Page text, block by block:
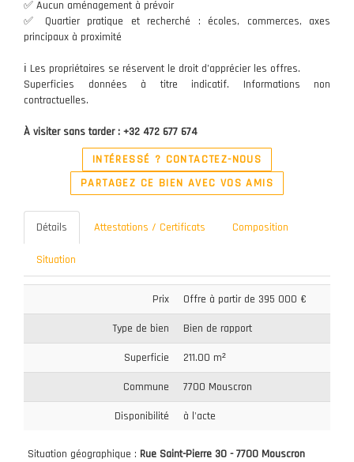
✅ Aucun aménagement à prévoir
✅ Quartier pratique et recherché : écoles, commerces, axes
principaux à proximité
ℹ️ Les propriétaires se réservent le droit d’apprécier les offres.
Superficies données à titre indicatif. Informations non
contractuelles.
À visiter sans tarder : +32 472 677 674
INTÉRESSÉ ? CONTACTEZ-NOUS
PARTAGEZ CE BIEN AVEC VOS AMIS
Détails Attestations / Certificats Composition
Situation
Prix Offre à partir de 395 000 €
Type de bien Bien de rapport
Superficie 211.00 m²
Commune 7700 Mouscron
Disponibilité à l'acte
Situation géographique : Rue Saint-Pierre 30 - 7700 Mouscron